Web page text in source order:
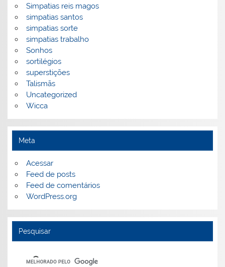
Simpatias reis magos
simpatias santos
simpatias sorte
simpatias trabalho
Sonhos
sortilégios
superstições
Talismãs
Uncategorized
Wicca
Meta
Acessar
Feed de posts
Feed de comentários
WordPress.org
Pesquisar